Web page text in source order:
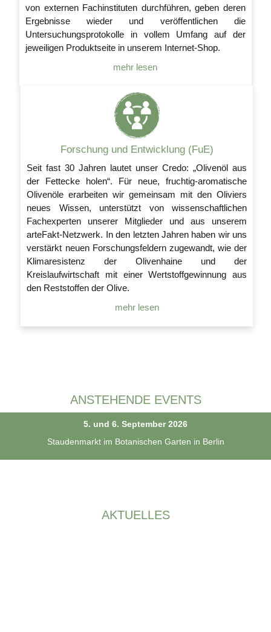
von externen Fachinstituten durchführen, geben deren
Ergebnisse wieder und veröffentlichen die
Untersuchungsprotokolle in vollem Umfang auf der
jeweiligen Produktseite in unserem Internet-Shop.
mehr lesen
Forschung und Entwicklung (FuE)
Seit fast 30 Jahren lautet unser Credo: „Olivenöl aus
der Fettecke holen“. Für neue, fruchtig-aromatische
Olivenöle erarbeiten wir gemeinsam mit den Oliviers
neues Wissen, unterstützt von wissenschaftlichen
Fachexperten unserer Mitglieder und aus unserem
arteFakt-Netzwerk. In den letzten Jahren haben wir uns
verstärkt neuen Forschungsfeldern zugewandt, wie der
Klimaresistenz der Olivenhaine und der
Kreislaufwirtschaft mit einer Wertstoffgewinnung aus
den Reststoffen der Olive.
mehr lesen
ANSTEHENDE EVENTS
5. und 6. September 2026
Staudenmarkt im Botanischen Garten in Berlin
AKTUELLES